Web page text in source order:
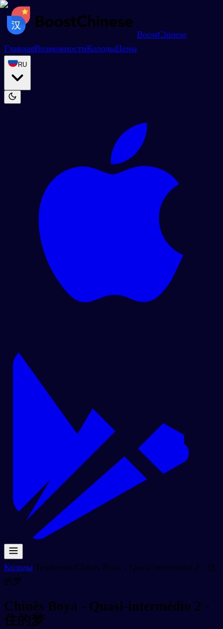
BoostChinese
ГлавнаяВозможностиКолодыЦены
RU
Колоды/Textbooks/Chinês Boya - Quasi-intermédio 2 - 住
的梦
Chinês Boya - Quasi-intermédio 2 -
住的梦